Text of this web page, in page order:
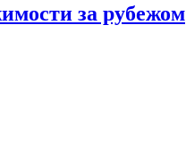
за рубежом